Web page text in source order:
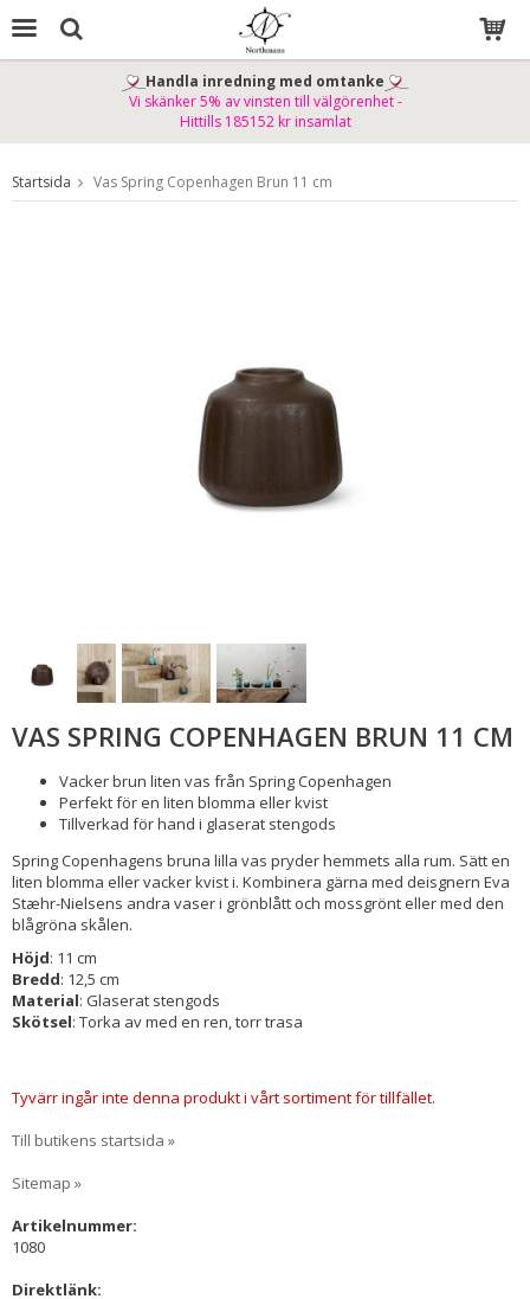
Produkten har blivit tillagd i varukorgen
Handla inredning med omtanke
Vi skänker 5% av vinsten till välgörenhet -
Hittills 185152 kr insamlat
Startsida Vas Spring Copenhagen Brun 11 cm
VAS SPRING COPENHAGEN BRUN 11 CM
Vacker brun liten vas från Spring Copenhagen
Perfekt för en liten blomma eller kvist
Tillverkad för hand i glaserat stengods
Spring Copenhagens bruna lilla vas pryder hemmets alla rum. Sätt en
liten blomma eller vacker kvist i. Kombinera gärna med deisgnern Eva
Stæhr-Nielsens andra vaser i grönblått och mossgrönt eller med den
blågröna skålen.
Höjd: 11 cm
Bredd: 12,5 cm
Material: Glaserat stengods
Skötsel: Torka av med en ren, torr trasa
Tyvärr ingår inte denna produkt i vårt sortiment för tillfället.
Till butikens startsida »
Sitemap »
Artikelnummer:
1080
Direktlänk: